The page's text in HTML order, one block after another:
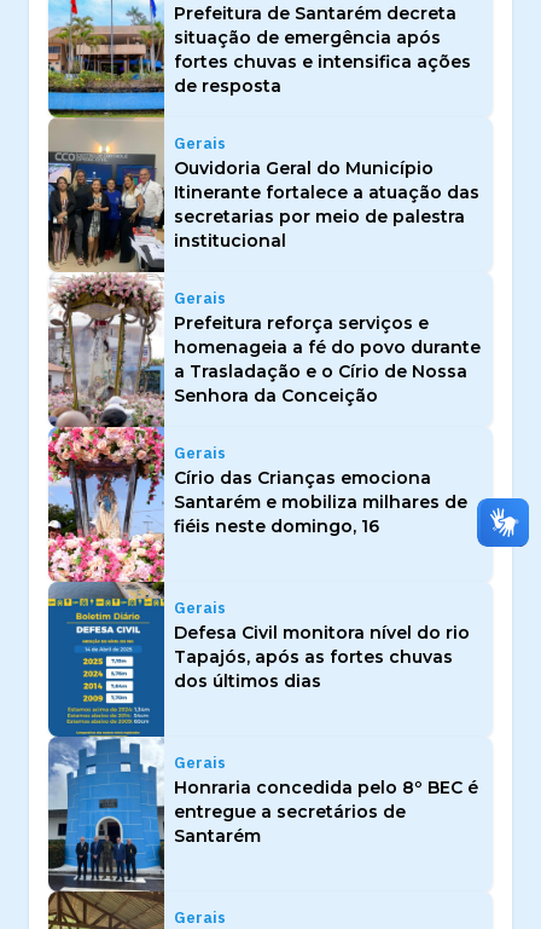
Prefeitura de Santarém decreta
situação de emergência após
fortes chuvas e intensifica ações
de resposta
Gerais
Ouvidoria Geral do Município
Itinerante fortalece a atuação das
secretarias por meio de palestra
institucional
Gerais
Prefeitura reforça serviços e
homenageia a fé do povo durante
a Trasladação e o Círio de Nossa
Senhora da Conceição
Gerais
Círio das Crianças emociona
Santarém e mobiliza milhares de
fiéis neste domingo, 16
Gerais
Defesa Civil monitora nível do rio
Tapajós, após as fortes chuvas
dos últimos dias
Gerais
Honraria concedida pelo 8º BEC é
entregue a secretários de
Santarém
Gerais